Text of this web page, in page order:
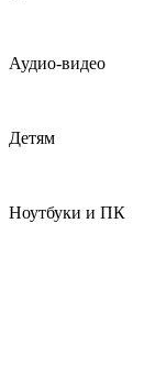
Аудио-видео
Детям
Ноутбуки и ПК